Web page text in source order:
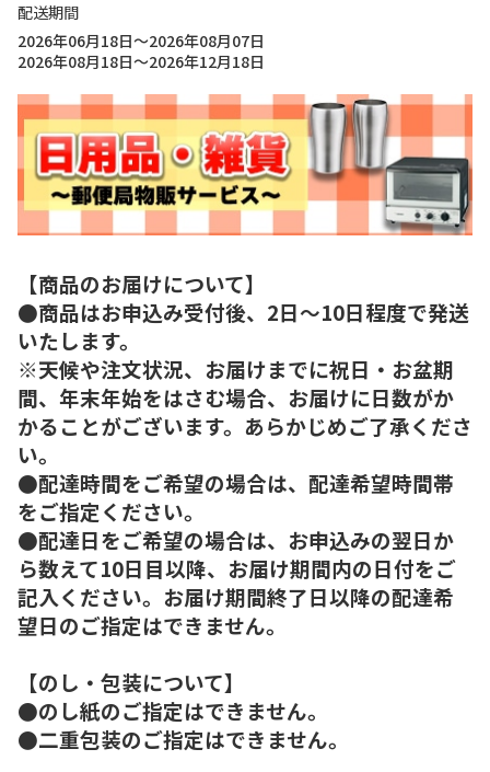
配送期間
2026年06月18日～2026年08月07日
2026年08月18日～2026年12月18日
【商品のお届けについて】
●商品はお申込み受付後、2日～10日程度で発送
いたします。
※天候や注文状況、お届けまでに祝日・お盆期
間、年末年始をはさむ場合、お届けに日数がか
かることがございます。あらかじめご了承くださ
い。
●配達時間をご希望の場合は、配達希望時間帯
をご指定ください。
●配達日をご希望の場合は、お申込みの翌日か
ら数えて10日目以降、お届け期間内の日付をご
記入ください。お届け期間終了日以降の配達希
望日のご指定はできません。
【のし・包装について】
●のし紙のご指定はできません。
●二重包装のご指定はできません。